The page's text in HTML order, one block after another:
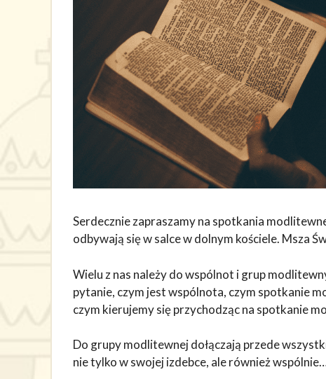
Serdecznie zapraszamy na spotkania
odbywają się w salce w dolnym kościele. Msza
Wielu z nas należy do wspólnot i grup
pytanie, czym jest wspólnota, czym spotkanie
czym kierujemy się przychodząc na spotkanie
Do grupy modlitewnej dołączają przede
nie tylko w swojej izdebce, ale również